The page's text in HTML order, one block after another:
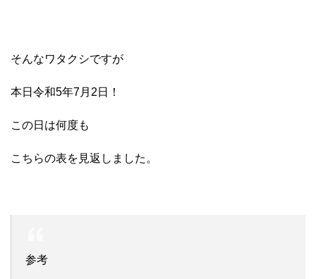
そんなワタクシですが
本日令和5年7月2日！
この日は何度も
こちらの表を見返しました。
参考